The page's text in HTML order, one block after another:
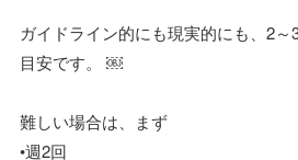
ガイドライン的にも現実的にも、2
目安です。 ￼
難しい場合は、まず
•週2回